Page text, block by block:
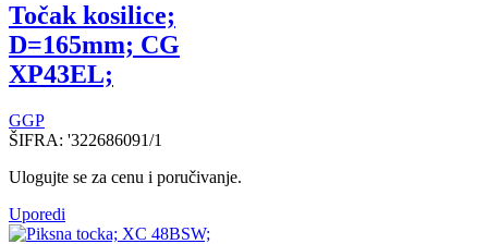
Točak kosilice;
D=165mm; CG
XP43EL;
GGP
ŠIFRA: '322686091/1
Ulogujte se za cenu i poručivanje.
Uporedi